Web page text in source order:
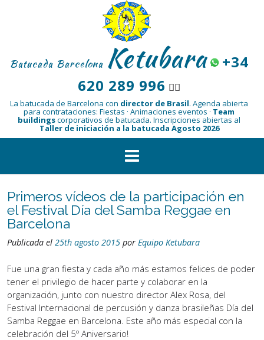
Batucada Barcelona Ketubara
+34
620 289 996 👆🏾
La batucada de Barcelona con director de Brasil. Agenda abierta
para contrataciones: Fiestas · Animaciones eventos · Team
buildingscorporativos de batucada. Inscripciones abiertas al
Taller de iniciación a la batucada Agosto 2026
Primeros vídeos de la participación en
el Festival Día del Samba Reggae en
Barcelona
Publicada el 25th agosto 2015 por Equipo Ketubara
Fue una gran fiesta y cada año más estamos felices de poder
tener el privilegio de hacer parte y colaborar en la
organización, junto con nuestro director Alex Rosa, del
Festival Internacional de percusión y danza brasileñas Día del
Samba Reggae en Barcelona. Este año más especial con la
celebración del 5º Aniversario!